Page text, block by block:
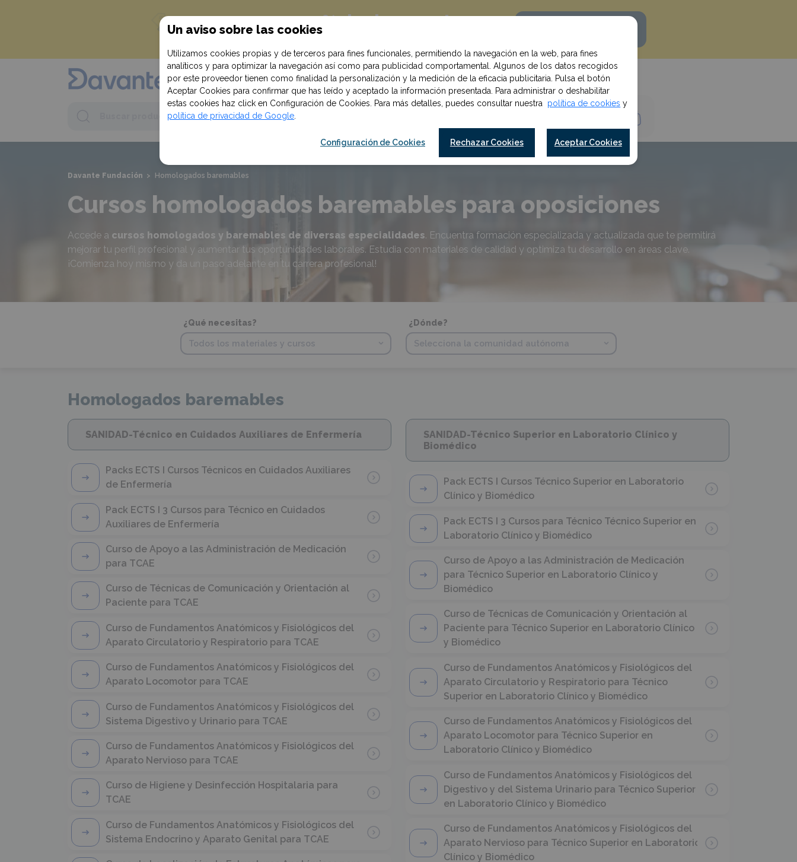
Un aviso sobre las cookies
Utilizamos cookies propias y de terceros para fines funcionales, permitiendo la navegación en la web, para fines
analíticos y para optimizar la navegación así como para publicidad comportamental. Algunos de los datos recogidos
por este proveedor tienen como finalidad la personalización y la medición de la eficacia publicitaria. Pulsa el botón
Aceptar Cookies para confirmar que has leído y aceptado la información presentada. Para administrar o deshabilitar
estas cookies haz click en Configuración de Cookies. Para más detalles, puedes consultar nuestra política de cookies y
política de privacidad de Google.
Configuración de Cookies Rechazar Cookies Aceptar Cookies
¡Empieza con un10% de descuento
Cursos y oposiciones
Buscar
productos
Buscar
Davante Fundación > Homologados baremables
Cursos homologados baremables para oposiciones
Accede a cursos homologados y baremables de diversas especialidades. Encuentra formación especializada y actualizada que te permitirá
mejorar tu perfil profesional y aumentar tus oportunidades laborales. Estudia con materiales de calidad y optimiza tu desarrollo en áreas clave.
¡Comienza hoy mismo y da un paso adelante en tu carrera profesional!
¿Qué necesitas? ¿Dónde?
Homologados baremables
SANIDAD-Técnico en Cuidados Auxiliares de Enfermería
Packs ECTS I Cursos Técnicos en Cuidados Auxiliares
de Enfermería
Pack ECTS I 3 Cursos para Técnico en Cuidados
Auxiliares de Enfermería
Curso de Apoyo a las Administración de Medicación
para TCAE
Curso de Técnicas de Comunicación y Orientación al
Paciente para TCAE
Curso de Fundamentos Anatómicos y Fisiológicos del
Aparato Circulatorio y Respiratorio para TCAE
Curso de Fundamentos Anatómicos y Fisiológicos del
Aparato Locomotor para TCAE
Curso de Fundamentos Anatómicos y Fisiológicos del
Sistema Digestivo y Urinario para TCAE
Curso de Fundamentos Anatómicos y Fisiológicos del
Aparato Nervioso para TCAE
Curso de Higiene y Desinfección Hospitalaria para
TCAE
Curso de Fundamentos Anatómicos y Fisiológicos del
Sistema Endocrino y Aparato Genital para TCAE
SANIDAD-Técnico Superior en Laboratorio Clínico y
Biomédico
Pack ECTS I Cursos Técnico Superior en Laboratorio
Clínico y Biomédico
Pack ECTS I 3 Cursos para Técnico Técnico Superior en
Laboratorio Clínico y Biomédico
Curso de Apoyo a las Administración de Medicación
para Técnico Superior en Laboratorio Clínico y
Biomédico
Curso de Técnicas de Comunicación y Orientación al
Paciente para Técnico Superior en Laboratorio Clínico
y Biomédico
Curso de Fundamentos Anatómicos y Fisiológicos del
Aparato Circulatorio y Respiratorio para Técnico
Superior en Laboratorio Clínico y Biomédico
Curso de Fundamentos Anatómicos y Fisiológicos del
Aparato Locomotor para Técnico Superior en
Laboratorio Clínico y Biomédico
Curso de Fundamentos Anatómicos y Fisiológicos del
Digestivo y del Sistema Urinario para Técnico Superior
en Laboratorio Clínico y Biomédico
Curso de Fundamentos Anatómicos y Fisiológicos del
Aparato Nervioso para Técnico Superior en Laboratorio
Clínico y Biomédico